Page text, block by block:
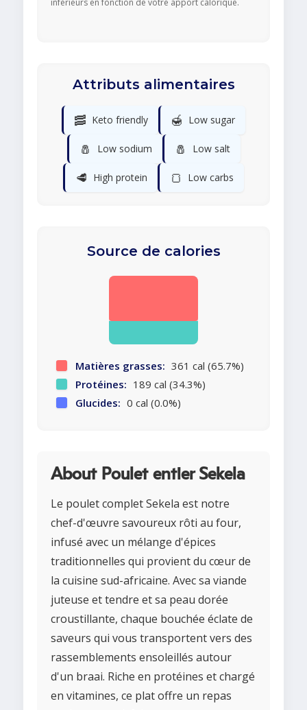
inférieurs en fonction de votre apport calorique.
Attributs alimentaires
🥓 Keto friendly 🍯 Low sugar
🧂 Low sodium 🧂 Low salt
🥩 High protein 🍞 Low carbs
Source de calories
Matières grasses: 361 cal (65.7%)
Protéines: 189 cal (34.3%)
Glucides: 0 cal (0.0%)
About Poulet entier Sekela
Le poulet complet Sekela est notre
chef-d'œuvre savoureux rôti au four,
infusé avec un mélange d'épices
traditionnelles qui provient du cœur de
la cuisine sud-africaine. Avec sa viande
juteuse et tendre et sa peau dorée
croustillante, chaque bouchée éclate de
saveurs qui vous transportent vers des
rassemblements ensoleillés autour
d'un braai. Riche en protéines et chargé
en vitamines, ce plat offre un repas